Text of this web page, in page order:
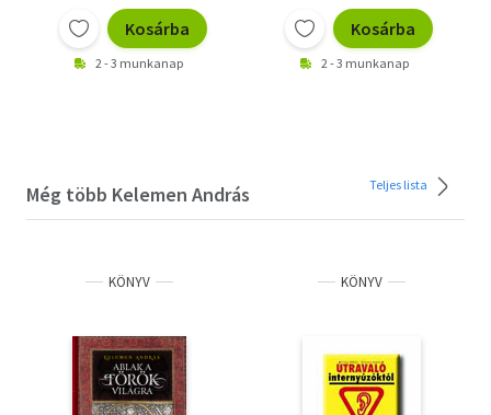
András
Kosárba
2 - 3 munkanap
Kosárba
2 - 3 munkanap
Még több Kelemen András Teljes lista
KÖNYV KÖNYV